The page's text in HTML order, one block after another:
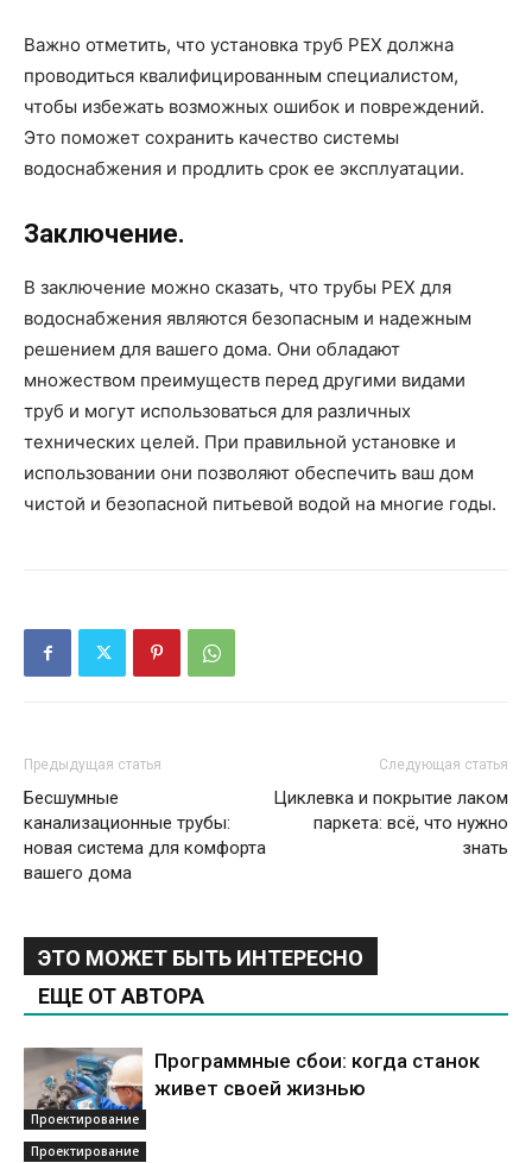
Важно отметить, что установка труб PEX должна
проводиться квалифицированным специалистом,
чтобы избежать возможных ошибок и повреждений.
Это поможет сохранить качество системы
водоснабжения и продлить срок ее эксплуатации.
Заключение.
В заключение можно сказать, что трубы PEX для
водоснабжения являются безопасным и надежным
решением для вашего дома. Они обладают
множеством преимуществ перед другими видами
труб и могут использоваться для различных
технических целей. При правильной установке и
использовании они позволяют обеспечить ваш дом
чистой и безопасной питьевой водой на многие годы.
Предыдущая статья
Бесшумные
канализационные трубы:
новая система для комфорта
вашего дома
Следующая статья
Циклевка и покрытие лаком
паркета: всё, что нужно
знать
ЭТО МОЖЕТ БЫТЬ ИНТЕРЕСНО
ЕЩЕ ОТ АВТОРА
Проектирование
Программные сбои: когда станок
живет своей жизнью
Проектирование